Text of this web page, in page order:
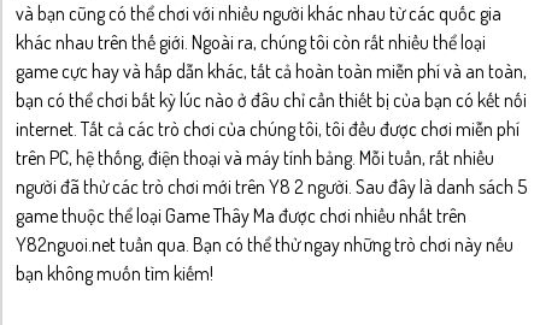
và bạn cũng có thể chơi với nhiều người khác nhau từ các quốc gia
khác nhau trên thế giới. Ngoài ra, chúng tôi còn rất nhiều thể loại
game cực hay và hấp dẫn khác, tất cả hoàn toàn miễn phí và an toàn,
bạn có thể chơi bất kỳ lúc nào ở đâu chỉ cần thiết bị của bạn có kết nối
internet. Tất cả các trò chơi của chúng tôi, tôi đều được chơi miễn phí
trên PC, hệ thống, điện thoại và máy tính bảng. Mỗi tuần, rất nhiều
người đã thử các trò chơi mới trên Y8 2 người. Sau đây là danh sách 5
game thuộc thể loại Game Thây Ma được chơi nhiều nhất trên
Y82nguoi.net tuần qua. Bạn có thể thử ngay những trò chơi này nếu
bạn không muốn tìm kiếm!